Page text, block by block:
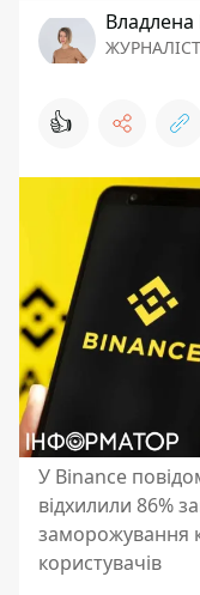
ЖУРНАЛІСТ
👍
У Binance
відхилили 86%
заморожування
користувачів